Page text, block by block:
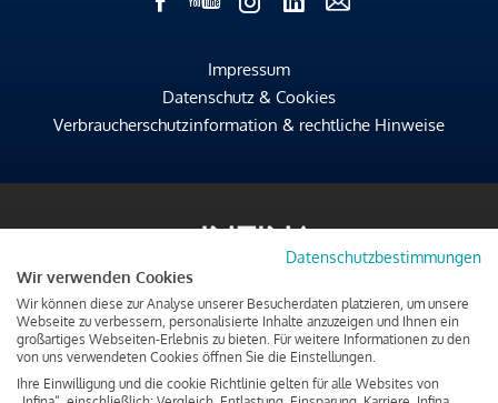
Impressum
Datenschutz & Cookies
Verbraucherschutzinformation & rechtliche Hinweise
Datenschutzbestimmungen
Wir verwenden Cookies
Wir können diese zur Analyse unserer Besucherdaten platzieren, um unsere
Webseite zu verbessern, personalisierte Inhalte anzuzeigen und Ihnen ein
großartiges Webseiten-Erlebnis zu bieten. Für weitere Informationen zu den
von uns verwendeten Cookies öffnen Sie die Einstellungen.
Ihre Einwilligung und die cookie Richtlinie gelten für alle Websites von